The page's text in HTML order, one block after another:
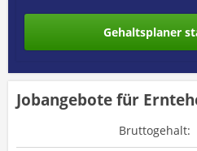
Gehaltsplaner
Jobangebote für
Bruttogehalt: